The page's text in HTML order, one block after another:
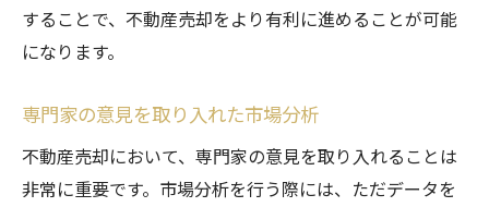
することで、不動産売却をより有利に進めることが可能
になります。
専門家の意見を取り入れた市場分析
不動産売却において、専門家の意見を取り入れることは
非常に重要です。市場分析を行う際には、ただデータを